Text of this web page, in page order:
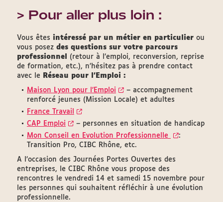
> Pour aller plus loin :
Vous êtes intéressé par un métier en particulier ou
vous posez des questions sur votre parcours
professionnel (retour à l’emploi, reconversion, reprise
de formation, etc.), n’hésitez pas à prendre contact
avec le Réseau pour l’Emploi :
Maison Lyon pour l’Emploi
– accompagnement
renforcé jeunes (Mission Locale) et adultes
France Travail
CAP Emploi
– personnes en situation de handicap
Mon Conseil en Evolution Professionnelle
:
Transition Pro, CIBC Rhône, etc.
A l’occasion des Journées Portes Ouvertes des
entreprises, le CIBC Rhône vous propose des
rencontres le vendredi 14 et samedi 15 novembre pour
les personnes qui souhaitent réfléchir à une évolution
professionnelle.